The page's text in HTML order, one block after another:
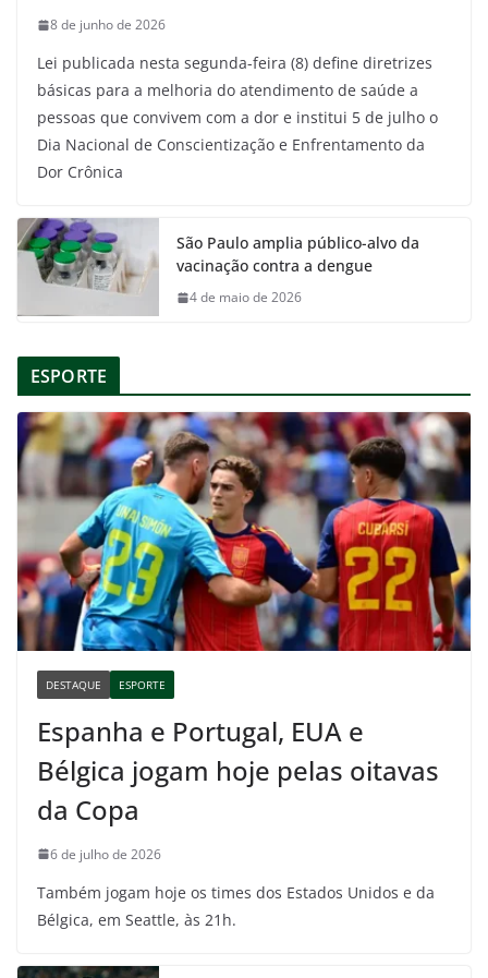
8 de junho de 2026
Lei publicada nesta segunda-feira (8) define diretrizes
básicas para a melhoria do atendimento de saúde a
pessoas que convivem com a dor e institui 5 de julho o
Dia Nacional de Conscientização e Enfrentamento da
Dor Crônica
São Paulo amplia público-alvo da
vacinação contra a dengue
4 de maio de 2026
ESPORTE
DESTAQUE ESPORTE
Espanha e Portugal, EUA e
Bélgica jogam hoje pelas oitavas
da Copa
6 de julho de 2026
Também jogam hoje os times dos Estados Unidos e da
Bélgica, em Seattle, às 21h.